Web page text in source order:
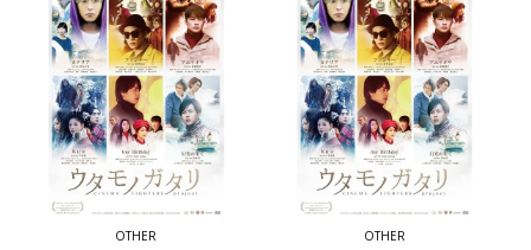
OTHER OTHER